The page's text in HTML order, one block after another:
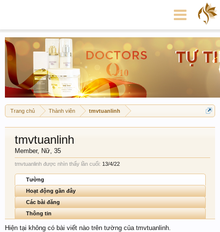
Trang chủ Thành viên tmvtuanlinh
tmvtuanlinh
Member, Nữ, 35
tmvtuanlinh được nhìn thấy lần cuối: 13/4/22
Tường
Hoạt động gần đây
Các bài đăng
Thông tin
Hiện tại không có bài viết nào trên tường của tmvtuanlinh.